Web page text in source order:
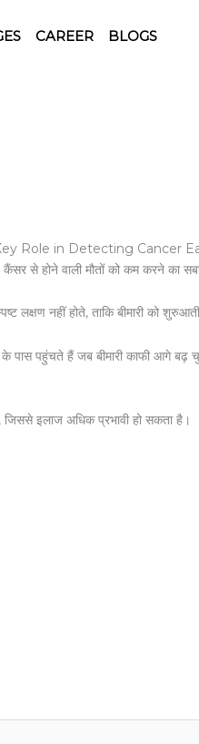
CAREER BLOGS
से होने वाली मौतों को कम करने का
लक्षण नहीं होते, ताकि बीमारी को
पहुंचते हैं जब बीमारी काफी आगे
इलाज अधिक प्रभावी हो सकता है।